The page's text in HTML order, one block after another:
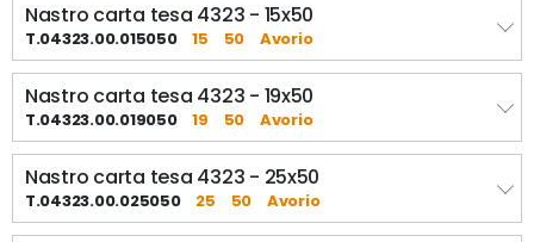
Nastro carta tesa 4323 - 15x50
T.04323.00.015050 15 50 Avorio
Nastro carta tesa 4323 - 19x50
T.04323.00.019050 19 50 Avorio
Nastro carta tesa 4323 - 25x50
T.04323.00.025050 25 50 Avorio